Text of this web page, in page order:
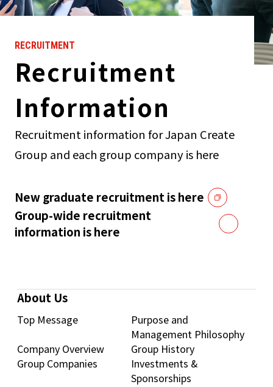
RECRUITMENT
Recruitment
Information
Recruitment information for Japan Create
Group and each group company is here
New graduate recruitment is here
Group-wide recruitment
information is here
About Us
Top Message
Purpose and
Management Philosophy
Company Overview
Group History
Group Companies
Investments &
Sponsorships